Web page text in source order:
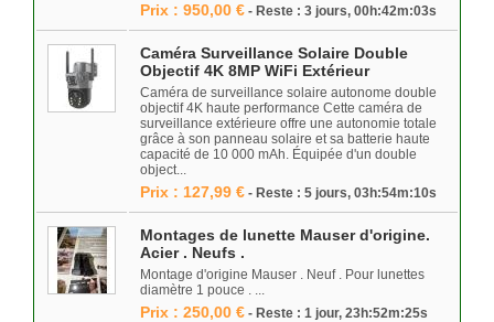
Prix : 950,00 € - Reste : 3 jours, 00h:42m:03s
Caméra Surveillance Solaire Double
Objectif 4K 8MP WiFi Extérieur
Caméra de surveillance solaire autonome double
objectif 4K haute performance Cette caméra de
surveillance extérieure offre une autonomie totale
grâce à son panneau solaire et sa batterie haute
capacité de 10 000 mAh. Équipée d'un double
object...
Prix : 127,99 € - Reste : 5 jours, 03h:54m:10s
Montages de lunette Mauser d'origine.
Acier . Neufs .
Montage d'origine Mauser . Neuf . Pour lunettes
diamètre 1 pouce . ...
Prix : 250,00 € - Reste : 1 jour, 23h:52m:25s